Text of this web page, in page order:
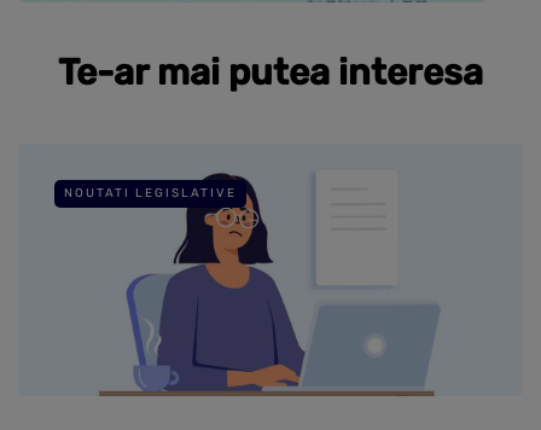
Te-ar mai putea interesa
NOUTATI LEGISLATIVE